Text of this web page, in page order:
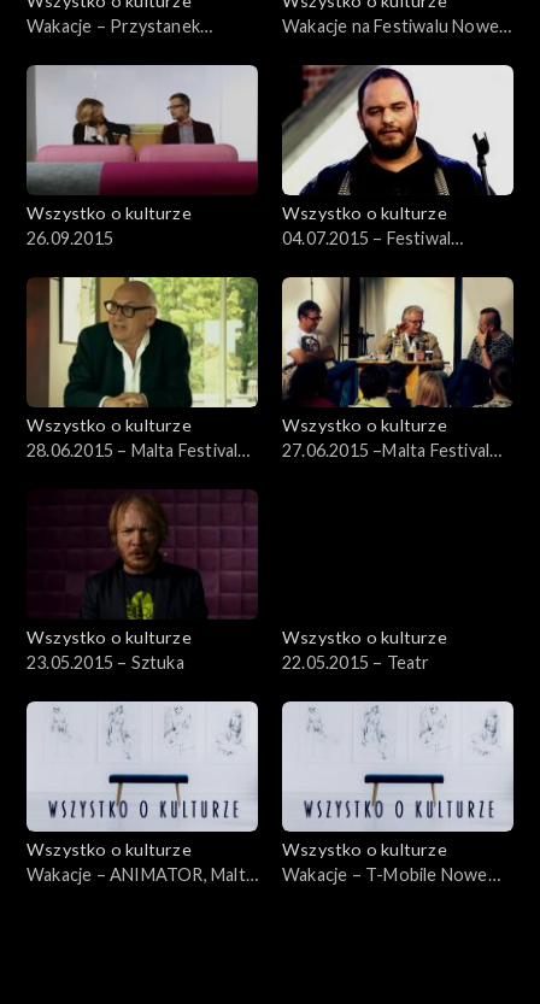
Wakacje – Przystanek
Wakacje na Festiwalu Nowe
Wszystko o kulturze
26.09.2015
Wszystko o kulturze
04.07.2015 – Festiwal
Wszystko o kulturze
28.06.2015 – Malta Festival
Wszystko o kulturze
27.06.2015 –Malta Festival
Wszystko o kulturze
23.05.2015 – Sztuka
Wszystko o kulturze
22.05.2015 – Teatr
Wszystko o kulturze
Wakacje – ANIMATOR, Malta
Wszystko o kulturze
Wakacje – T-Mobile Nowe